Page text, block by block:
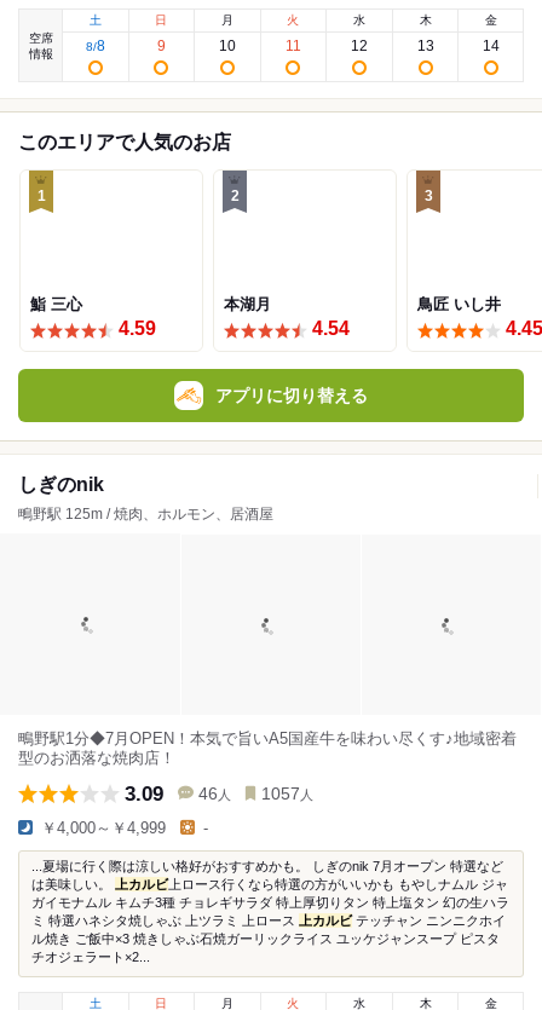
空席
情報
土
8/8
日
9
月
10
火
11
水
12
木
13
金
14
このエリアで人気のお店
1
鮨 三心
4.59
2
本湖月
4.54
3
鳥匠 いし井
4.45
アプリに切り替える
しぎのnik
鴫野駅 125m / 焼肉、ホルモン、居酒屋
鴫野駅1分◆7月OPEN！本気で旨いA5国産牛を味わい尽くす♪地域密着
型のお洒落な焼肉店！
3.09 46 人 1057 人
￥4,000～￥4,999 -
...夏場に行く際は涼しい格好がおすすめかも。 しぎのnik 7月オープン 特選など
は美味しい。
上カルビ上ロース行くなら特選の方がいいかも もやしナムル ジャ
ガイモナムル キムチ3種 チョレギサラダ 特上厚切りタン 特上塩タン 幻の生ハラ
ミ 特選ハネシタ焼しゃぶ 上ツラミ 上ロース
上カルビテッチャン ニンニクホイ
ル焼き ご飯中×3 焼きしゃぶ石焼ガーリックライス ユッケジャンスープ ピスタ
チオジェラート×2...
土
日 月 火 水 木 金